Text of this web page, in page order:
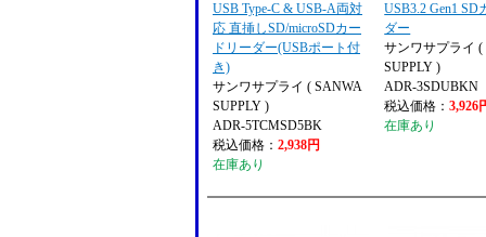
USB Type-C & USB-A両対
応 直挿しSD/microSDカー
ドリーダー(USBポート付
き)
サンワサプライ ( SANWA
SUPPLY )
ADR-5TCMSD5BK
税込価格： 2,938円
在庫あり
USB3.2 Gen1 SD
ダー
サンワサプライ (
SUPPLY )
ADR-3SDUBKN
税込価格：3,926
在庫あり